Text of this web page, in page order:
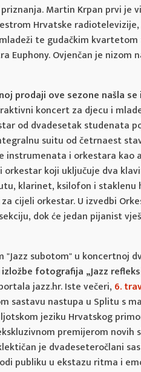
Martin Krpan prvi je
Hrvatske
te gudačkim kvartetom
Euphony. Ovjenčan je nizom
prodaji ove sezone našla
koncert za djecu i
od dvadesetak studenata
suitu od četrnaest
i orkestara kao
koji uključuje dva
klarinet, ksilofon i staklenu
cijeli orkestar. U izvedbi
dok će jedan pijanist
subotom" u koncertnoj
fotografija „Jazz
jazz.hr. Iste večeri, 6.
sastavu nastupa u Splitu s
jeziku Hrvatskog
premijerom novih
je dvadeseteročlani
publiku u ekstazu ritma i